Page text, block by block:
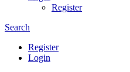
Register
Search
Register
Login